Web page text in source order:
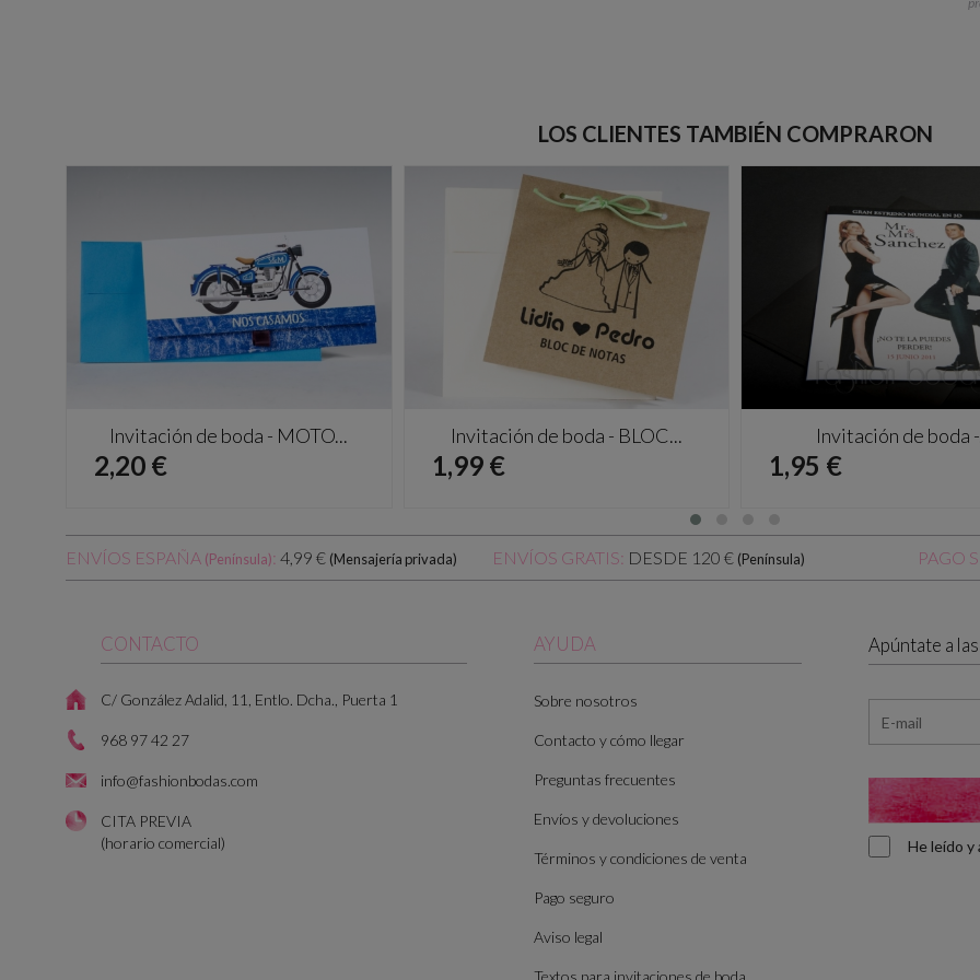
LOS CLIENTES TAMBIÉN COMPRARON
Invitación de boda - MOTO...
Precio
2,20 €
Invitación de boda - BLOC...
Precio
1,99 €
Invitación de boda -
Precio
1,95 €
ENVÍOS ESPAÑA (Península): 4,99 € (Mensajería privada) ENVÍOS GRATIS: DESDE 120 € (Península) PAGO
CONTACTO
C/ González Adalid, 11, Entlo. Dcha., Puerta 1
968 97 42 27
info@fashionbodas.com
CITA PREVIA
(horario comercial)
AYUDA
Sobre nosotros
Contacto y cómo llegar
Preguntas frecuentes
Envíos y devoluciones
Términos y condiciones de venta
Pago seguro
Aviso legal
Apúntate a
He leído y